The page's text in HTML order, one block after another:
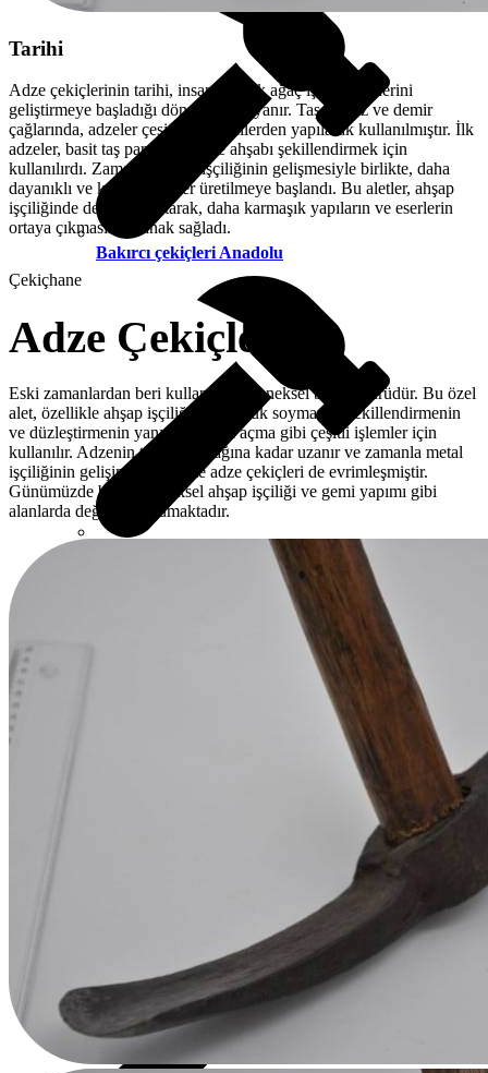
Bakırcı çekiçleri Anadolu
Büyük Çekmece Çekiçler
Tarihi
Adze çekiçlerinin tarihi, insanların ilk ağaç işleme aletlerini
geliştirmeye başladığı dönemlere dayanır. Taş, bronz ve demir
çağlarında, adzeler çeşitli materyallerden yapılarak kullanılmıştır. İlk
adzeler, basit taş parçalarıydı ve ahşabı şekillendirmek için
kullanılırdı. Zamanla, metal işçiliğinin gelişmesiyle birlikte, daha
dayanıklı ve keskin adzeler üretilmeye başlandı. Bu aletler, ahşap
işçiliğinde devrim yaratarak, daha karmaşık yapıların ve eserlerin
ortaya çıkmasına olanak sağladı.
Çekiçhane
Adze Çekiçleri
Eski zamanlardan beri kullanılan geleneksel bir alet türüdür. Bu özel
alet, özellikle ahşap işçiliğinde, kabuk soymanın, şekillendirmenin
ve düzleştirmenin yanı sıra, oyuk açma gibi çeşitli işlemler için
kullanılır. Adzenin tarihi, taş çağına kadar uzanır ve zamanla metal
işçiliğinin gelişimiyle birlikte adze çekiçleri de evrimleşmiştir.
Günümüzde bile, geleneksel ahşap işçiliği ve gemi yapımı gibi
alanlarda değerini korumaktadır.